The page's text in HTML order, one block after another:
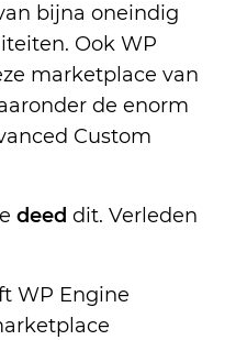
bijna oneindig
Ook WP
marketplace van
de enorm
Custom
deed dit. Verleden
WP Engine